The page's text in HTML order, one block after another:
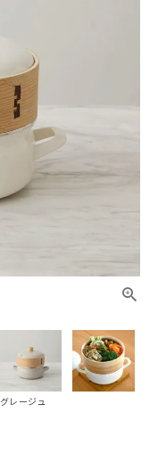
グレージュ